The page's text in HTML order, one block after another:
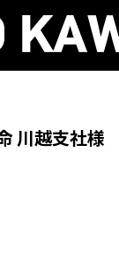
川越支社様